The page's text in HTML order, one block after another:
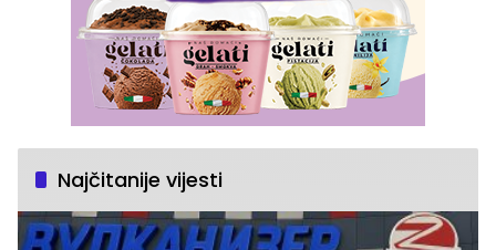
Najčitanije vijesti